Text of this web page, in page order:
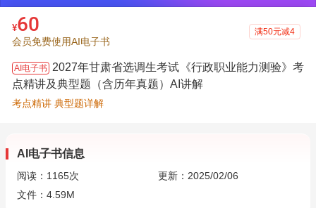
¥60
会员免费使用AI电子书
满50元减4
AI电子书 2027年甘肃省选调生考试《行政职业能力测验》考
点精讲及典型题（含历年真题）AI讲解
考点精讲 典型题详解
AI电子书信息
阅读： 1165次
更新：2025/02/06
文件：4.59M